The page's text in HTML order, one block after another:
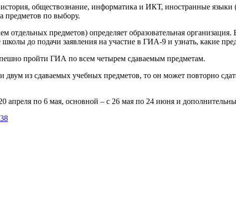
обществознание, информатика и ИКТ, иностранные
предметов по выбору.
предметов) определяет образовательная
до подачи заявления на участие в ГИА-9 и узнать, какие
пройти ГИА по всем четырем сдаваемым предметам.
из сдаваемых учебных предметов, то он может повторно
по 6 мая, основной – с 26 мая по 24 июня и